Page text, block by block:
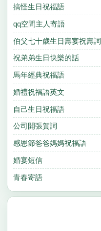
搞怪生日祝福語
qq空間主人寄語
伯父七十歲生日壽宴祝壽詞
祝弟弟生日快樂的話
馬年經典祝福語
婚禮祝福語英文
自己生日祝福語
公司開張賀詞
感恩節爸爸媽媽祝福語
婚宴短信
青春寄語